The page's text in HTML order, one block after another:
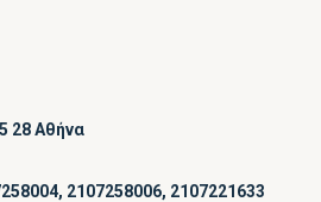
28 Αθήνα
2107258006, 2107221633